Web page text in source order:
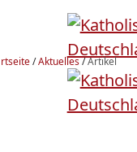
/Aktuelles/Artikel